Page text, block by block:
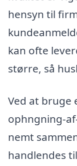
hensyn til
kan ofte
større, så
Ved at bruge
ophngning-
nemt
handlendes